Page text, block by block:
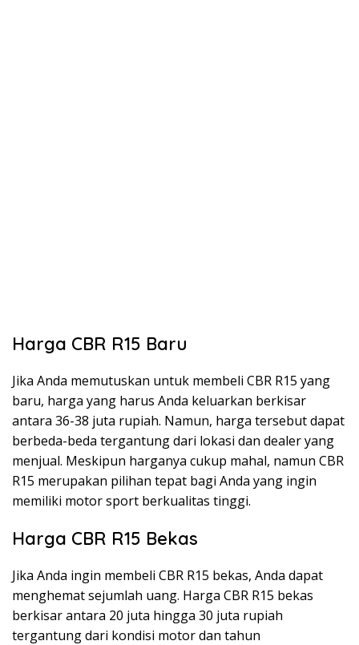
Harga CBR R15 Baru
Jika Anda memutuskan untuk membeli CBR R15 yang
baru, harga yang harus Anda keluarkan berkisar
antara 36-38 juta rupiah. Namun, harga tersebut dapat
berbeda-beda tergantung dari lokasi dan dealer yang
menjual. Meskipun harganya cukup mahal, namun CBR
R15 merupakan pilihan tepat bagi Anda yang ingin
memiliki motor sport berkualitas tinggi.
Harga CBR R15 Bekas
Jika Anda ingin membeli CBR R15 bekas, Anda dapat
menghemat sejumlah uang. Harga CBR R15 bekas
berkisar antara 20 juta hingga 30 juta rupiah
tergantung dari kondisi motor dan tahun